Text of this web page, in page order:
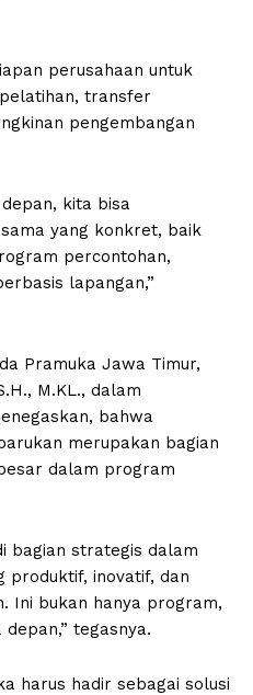
perusahaan untuk
transfer
pengembangan
kita bisa
yang konkret, baik
percontohan,
lapangan,”
Pramuka Jawa Timur,
M.KL., dalam
bahwa
merupakan bagian
dalam program
bagian strategis dalam
produktif, inovatif, dan
Ini bukan hanya program,
tegasnya.
harus hadir sebagai solusi